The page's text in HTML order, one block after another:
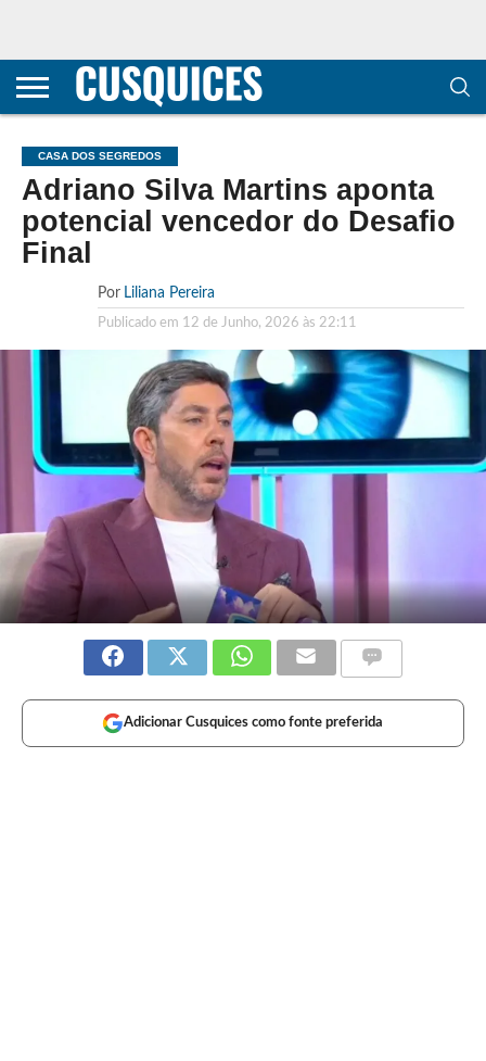
CONTACTOS
HOME
POLÍTICA DE
E COOKIES
SOBRE
TERMOS E
TRANSPARÊNCIA
METODOLOGIA
CASA DOS SEGREDOS
Adriano Silva Martins aponta
potencial vencedor do Desafio
Final
Por Liliana Pereira
Publicado em 12 de Junho, 2026 às 22:11
Adicionar Cusquices como fonte preferida